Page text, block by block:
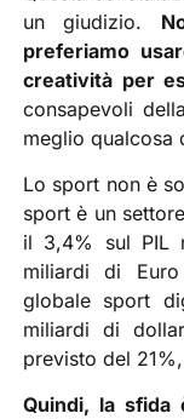
un giudizio.
preferiamo
creatività per
consapevoli
meglio qualcosa
Lo sport non è
sport è un
il 3,4% sul PIL
miliardi di
globale sport
miliardi di
previsto del
Quindi, la sfida